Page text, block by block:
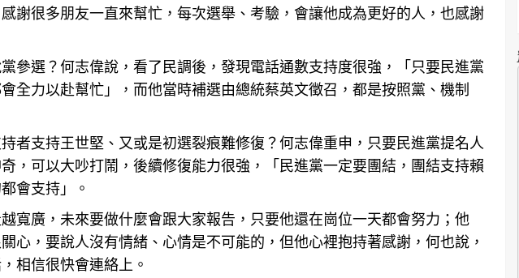
謝很多朋友一直來幫忙，每次選舉、考驗，會讓他成為更好的人，也感謝
參選？何志偉說，看了民調後，發現電話通數支持度很強，「只要民進黨
全力以赴幫忙」，而他當時補選由總統蔡英文徵召，都是按照黨、機制
者支持王世堅、又或是初選裂痕難修復？何志偉重申，只要民進黨提名人
，可以大吵打鬧，後續修復能力很強，「民進黨一定要團結，團結支持賴
會支持」。
寬廣，未來要做什麼會跟大家報告，只要他還在崗位一天都會努力；他
心，要說人沒有情緒、心情是不可能的，但他心裡抱持著感謝，何也說，
，相信很快會連絡上。